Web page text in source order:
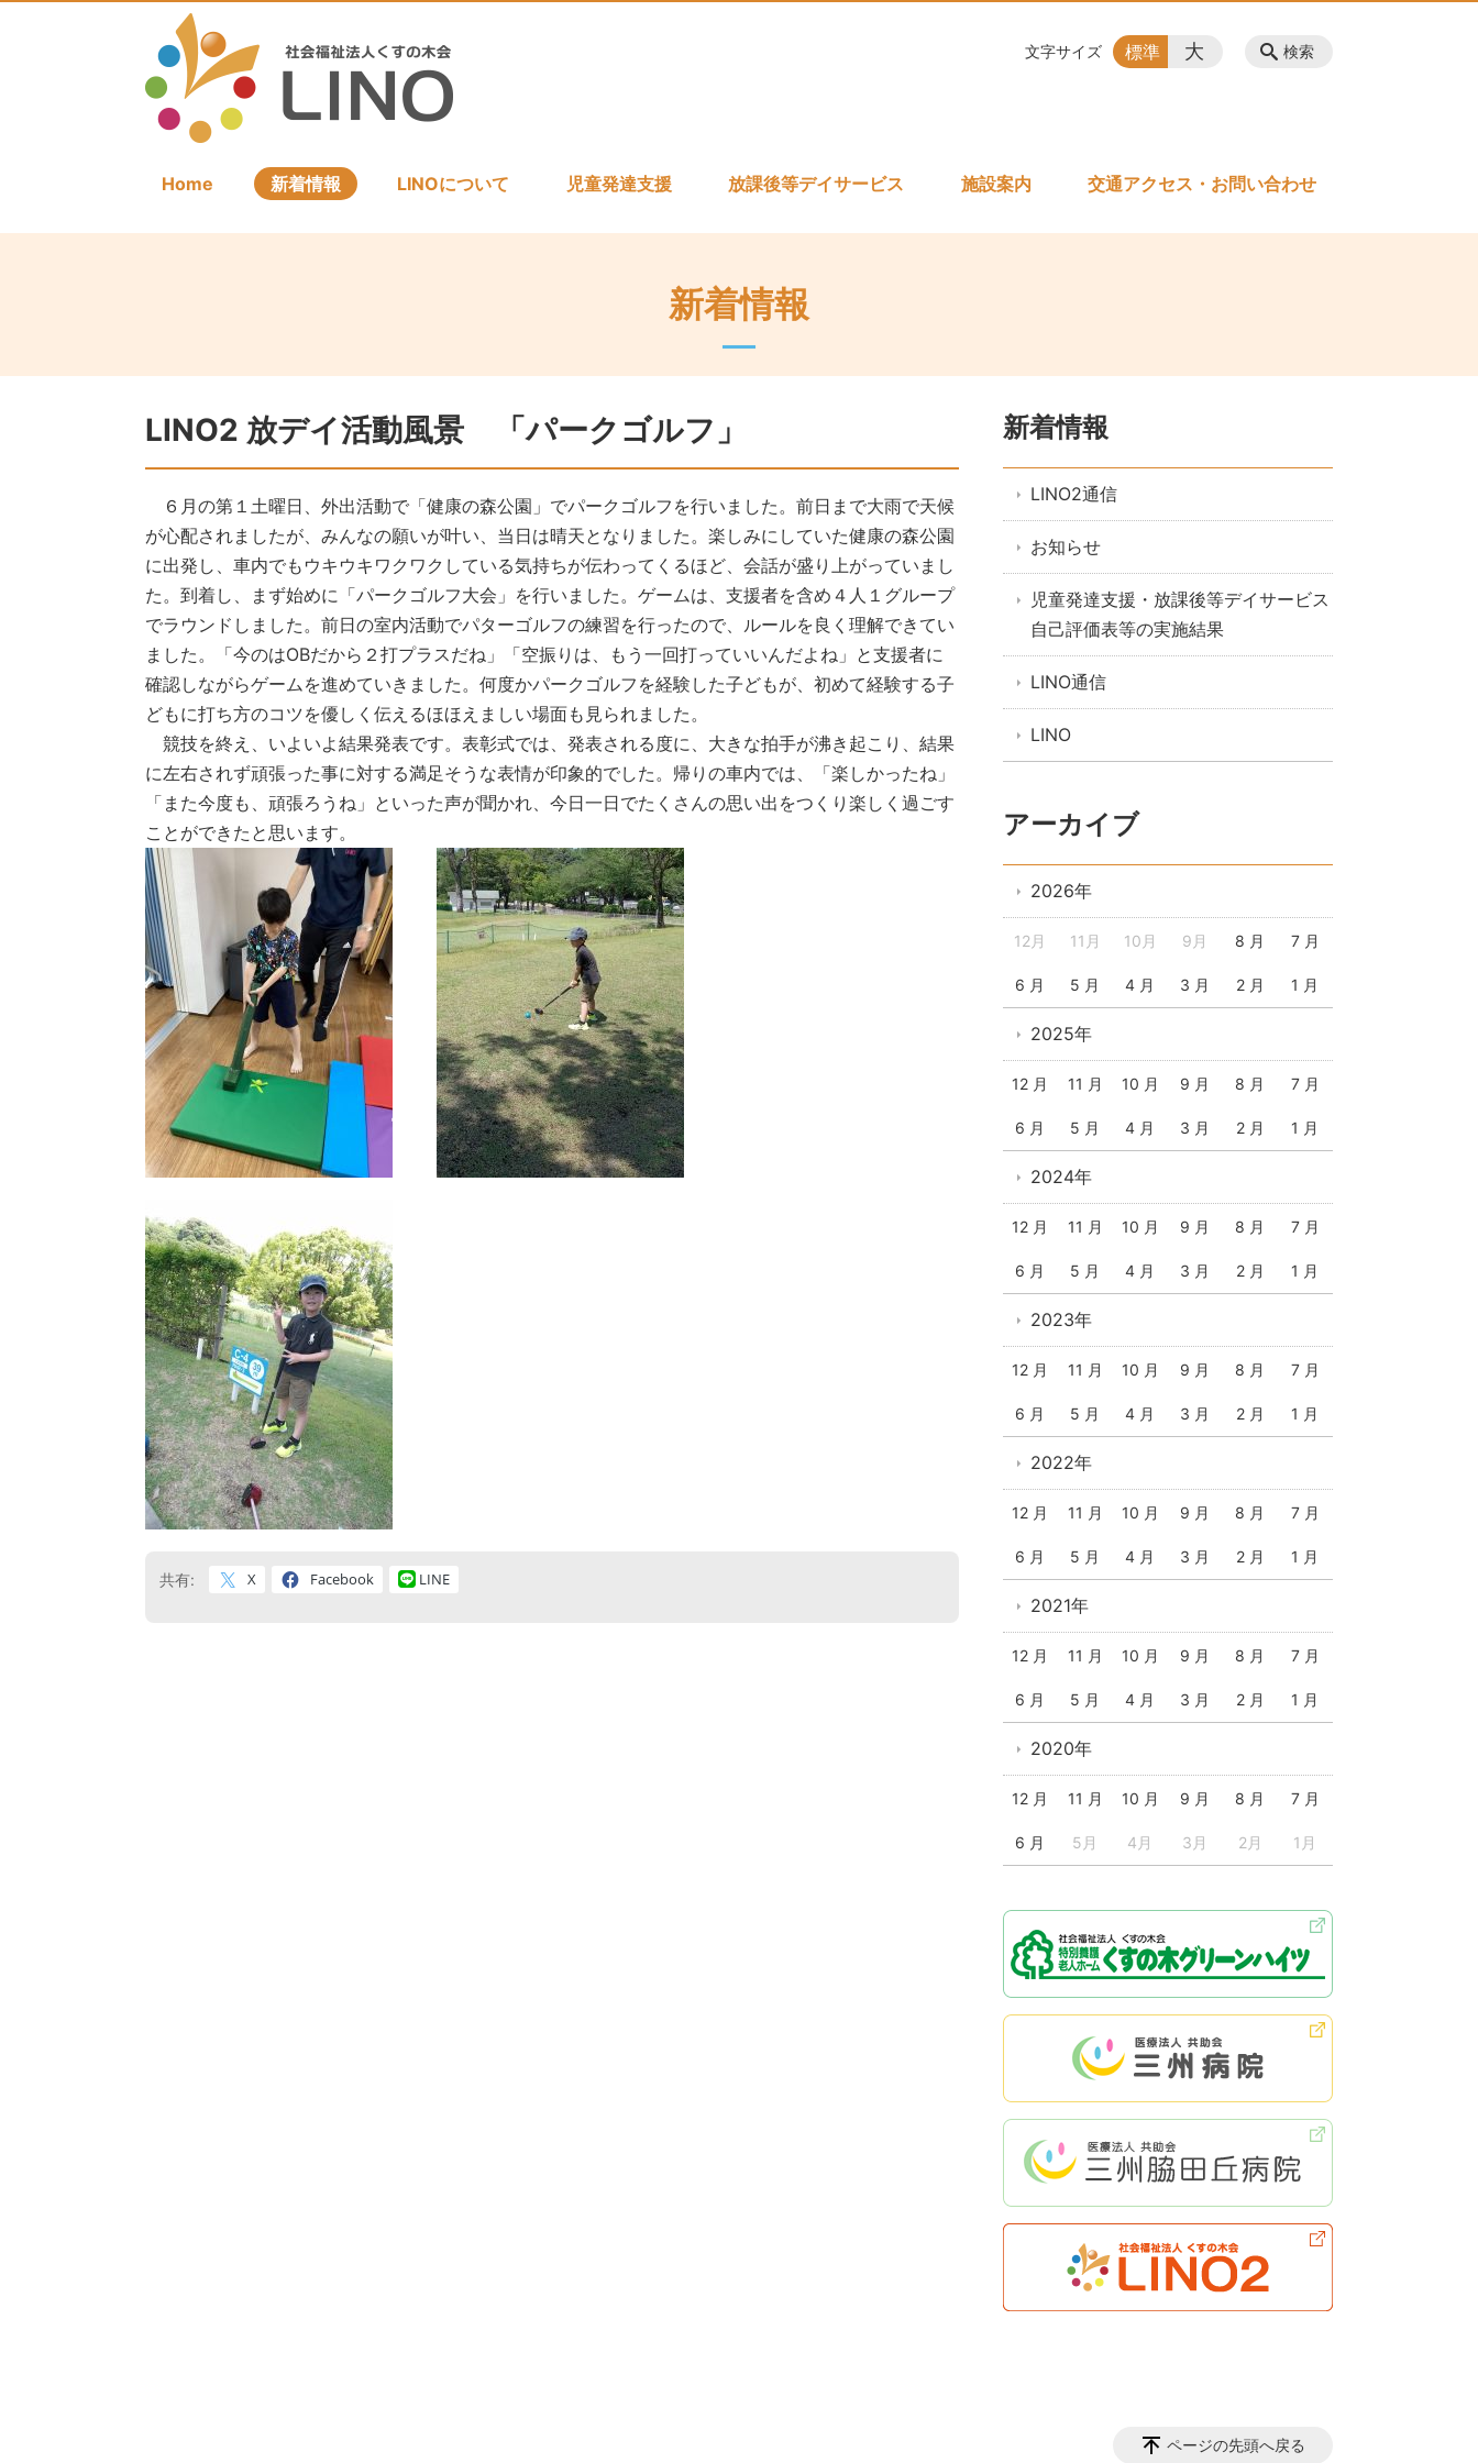
Home 新着情報 LINOについて 児童発達支援 放課後等デイサービス 施設案内 交通アクセス・お問い合わせ
検索
文字サイズ 標準 大
新着情報
LINO2 放デイ活動風景 「パークゴルフ」
６月の第１土曜日、外出活動で「健康の森公園」でパークゴルフを行いました。前日まで大雨で天候
が心配されましたが、みんなの願いが叶い、当日は晴天となりました。楽しみにしていた健康の森公園
に出発し、車内でもウキウキワクワクしている気持ちが伝わってくるほど、会話が盛り上がっていまし
た。到着し、まず始めに「パークゴルフ大会」を行いました。ゲームは、支援者を含め４人１グループ
でラウンドしました。前日の室内活動でパターゴルフの練習を行ったので、ルールを良く理解できてい
ました。「今のはOBだから２打プラスだね」「空振りは、もう一回打っていいんだよね」と支援者に
確認しながらゲームを進めていきました。何度かパークゴルフを経験した子どもが、初めて経験する子
どもに打ち方のコツを優しく伝えるほほえましい場面も見られました。
競技を終え、いよいよ結果発表です。表彰式では、発表される度に、大きな拍手が沸き起こり、結果
に左右されず頑張った事に対する満足そうな表情が印象的でした。帰りの車内では、「楽しかったね」
「また今度も、頑張ろうね」といった声が聞かれ、今日一日でたくさんの思い出をつくり楽しく過ごす
ことができたと思います。
共有: X Facebook LINE
新着情報
LINO2通信
お知らせ
児童発達支援・放課後等デイサービス
自己評価表等の実施結果
LINO通信
LINO
アーカイブ
2026年
12月 11月 10月 9月 8 月 7 月
6 月 5 月 4 月 3 月 2 月 1 月
2025年
12 月 11 月 10 月 9 月 8 月 7 月
6 月 5 月 4 月 3 月 2 月 1 月
2024年
12 月 11 月 10 月 9 月 8 月 7 月
6 月 5 月 4 月 3 月 2 月 1 月
2023年
12 月 11 月 10 月 9 月 8 月 7 月
6 月 5 月 4 月 3 月 2 月 1 月
2022年
12 月 11 月 10 月 9 月 8 月 7 月
6 月 5 月 4 月 3 月 2 月 1 月
2021年
12 月 11 月 10 月 9 月 8 月 7 月
6 月 5 月 4 月 3 月 2 月 1 月
2020年
12 月 11 月 10 月 9 月 8 月 7 月
6 月 5月 4月 3月 2月 1月
ページの先頭へ戻る